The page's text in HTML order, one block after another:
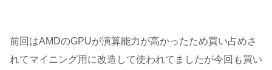
前回はAMDのGPUが演算能力が高かったため買い占めさ
れてマイニング用に改造して使われてましたが今回も買い